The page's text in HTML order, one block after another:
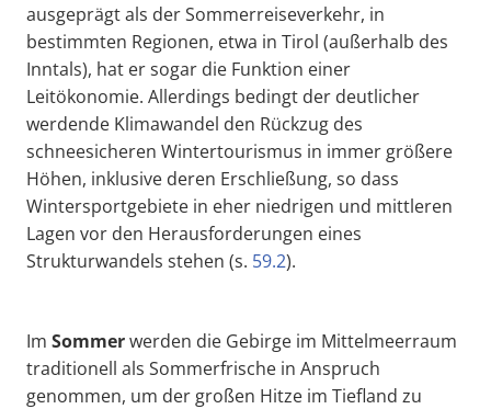
ausgeprägt als der Sommerreiseverkehr, in
bestimmten Regionen, etwa in Tirol (außerhalb des
Inntals), hat er sogar die Funktion einer
Leitökonomie. Allerdings bedingt der deutlicher
werdende Klimawandel den Rückzug des
schneesicheren Wintertourismus in immer größere
Höhen, inklusive deren Erschließung, so dass
Wintersportgebiete in eher niedrigen und mittleren
Lagen vor den Herausforderungen eines
Strukturwandels stehen (s. 59.2).
Im Sommerwerden die Gebirge im Mittelmeerraum
traditionell als Sommerfrische in Anspruch
genommen, um der großen Hitze im Tiefland zu